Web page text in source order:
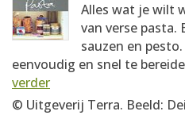
Alles wat je wilt
van verse pasta.
sauzen en
eenvoudig en snel te
verder
© Uitgeverij Terra. Beeld: